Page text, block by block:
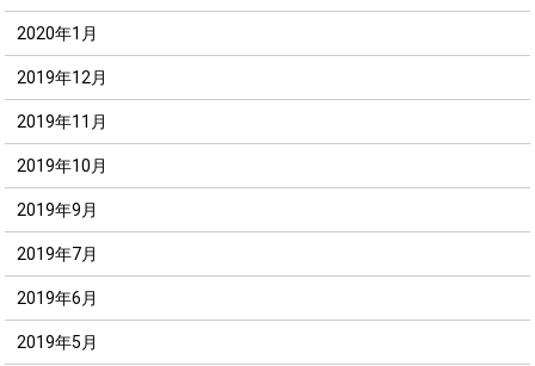
2020年1月
2019年12月
2019年11月
2019年10月
2019年9月
2019年7月
2019年6月
2019年5月